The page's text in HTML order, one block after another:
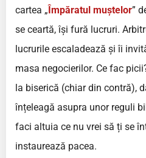
cartea „Împăratul muștelor”
se ceartă, își fură lucruri.
lucrurile escaladează și îi
masa negocierilor. Ce fac
la biserică (chiar din contră),
înțeleagă asupra unor reguli
faci altuia ce nu vrei să ți se
instaurează pacea.